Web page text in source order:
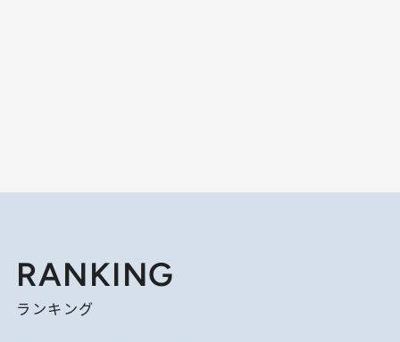
RANKING
ランキング